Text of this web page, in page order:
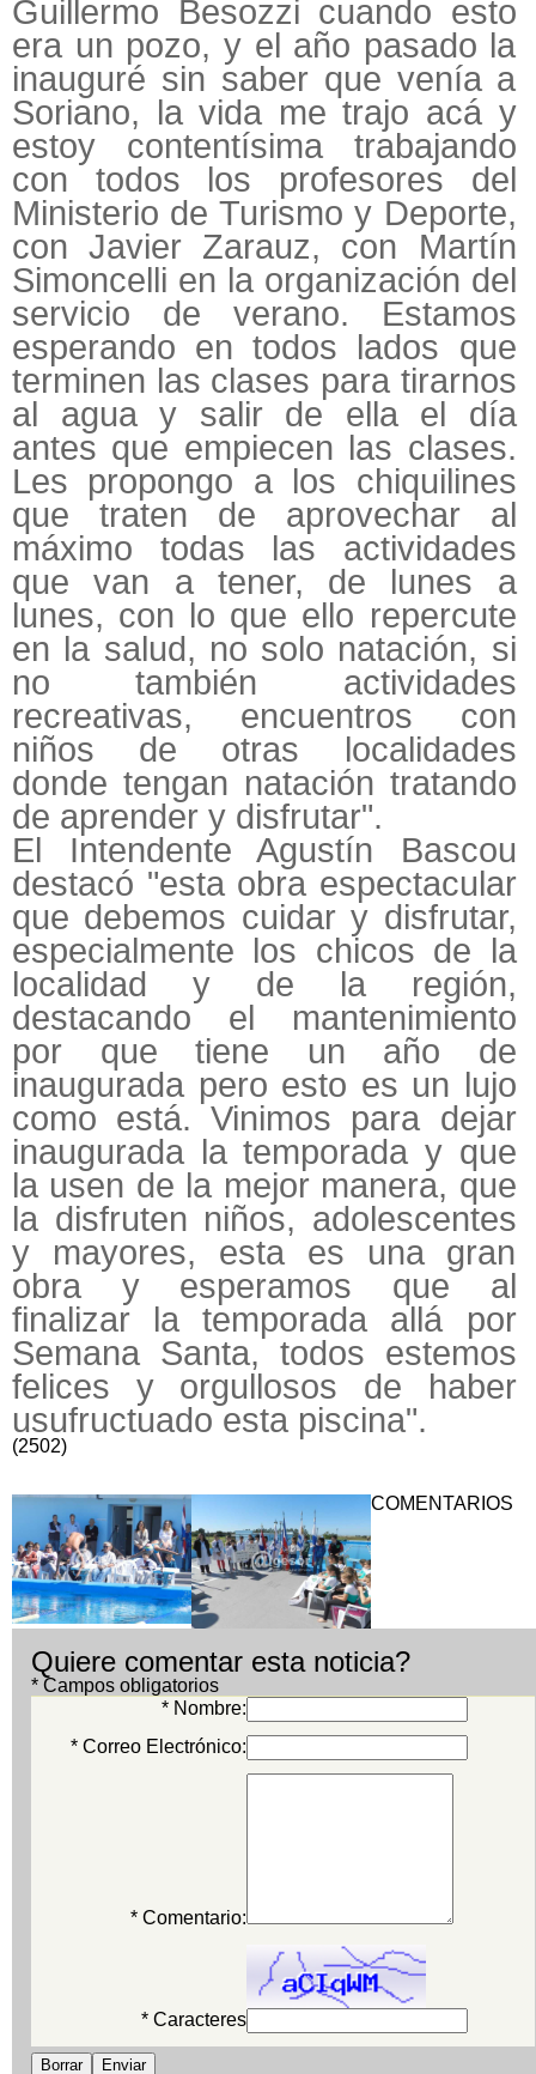
Guillermo Besozzi cuando esto
era un pozo, y el año pasado la
inauguré sin saber que venía a
Soriano, la vida me trajo acá y
estoy contentísima trabajando
con todos los profesores del
Ministerio de Turismo y Deporte,
con Javier Zarauz, con Martín
Simoncelli en la organización del
servicio de verano. Estamos
esperando en todos lados que
terminen las clases para tirarnos
al agua y salir de ella el día
antes que empiecen las clases.
Les propongo a los chiquilines
que traten de aprovechar al
máximo todas las actividades
que van a tener, de lunes a
lunes, con lo que ello repercute
en la salud, no solo natación, si
no también actividades
recreativas, encuentros con
niños de otras localidades
donde tengan natación tratando
de aprender y disfrutar".
El Intendente Agustín Bascou
destacó "esta obra espectacular
que debemos cuidar y disfrutar,
especialmente los chicos de la
localidad y de la región,
destacando el mantenimiento
por que tiene un año de
inaugurada pero esto es un lujo
como está. Vinimos para dejar
inaugurada la temporada y que
la usen de la mejor manera, que
la disfruten niños, adolescentes
y mayores, esta es una gran
obra y esperamos que al
finalizar la temporada allá por
Semana Santa, todos estemos
felices y orgullosos de haber
usufructuado esta piscina".
(2502)
COMENTARIOS
Quiere comentar esta noticia?
* Campos obligatorios
* Nombre:
* Correo Electrónico:
* Comentario:
* Caracteres